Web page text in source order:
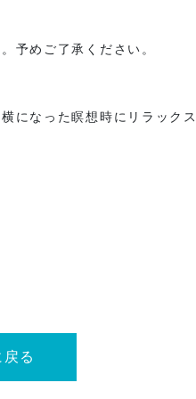
予めご了承ください。
になった瞑想時にリラック
る